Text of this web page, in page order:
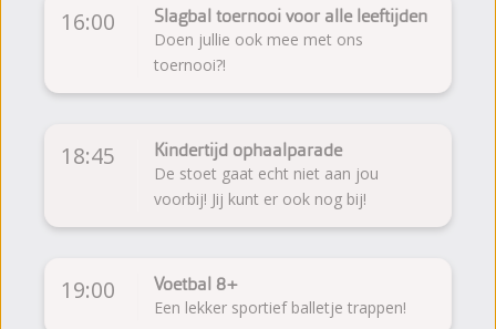
16:00 Slagbal toernooi voor alle leeftijden
Doen jullie ook mee met ons
toernooi?!
18:45 Kindertijd ophaalparade
De stoet gaat echt niet aan jou
voorbij! Jij kunt er ook nog bij!
19:00 Voetbal 8+
Een lekker sportief balletje trappen!